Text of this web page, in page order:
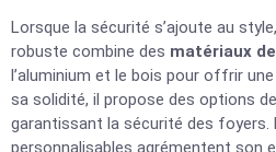
Lorsque la sécurité s’ajoute au
robuste combine des matériaux
l’aluminium et le bois pour offrir
sa solidité, il propose des options
garantissant la sécurité des
personnalisables agrémentent son